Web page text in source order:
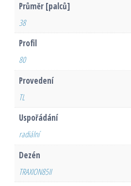
Průměr [palců]
38
Profil
80
Provedení
TL
Uspořádání
radiální
Dezén
TRAXION85II